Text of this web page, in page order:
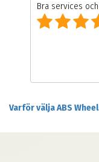
Bra services
Varför välja ABS